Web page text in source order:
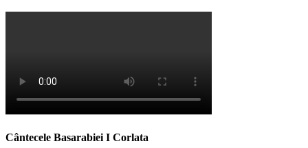
Cântecele Basarabiei I Corlata